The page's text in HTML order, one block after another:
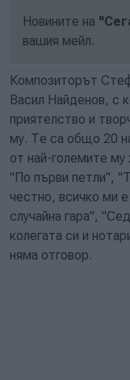
Новините на
вашия мейл.
Композиторът
Васил Найденов, с
приятелство и
му. Те са общо 20
от най-големите
"По първи петли",
честно, всичко ми
случайна гара",
колегата си и
няма отговор.